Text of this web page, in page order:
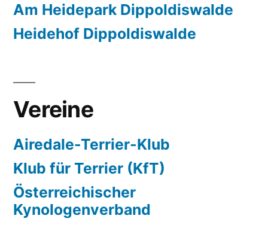
Am Heidepark Dippoldiswalde
Heidehof Dippoldiswalde
Vereine
Airedale-Terrier-Klub
Klub für Terrier (KfT)
Österreichischer
Kynologenverband